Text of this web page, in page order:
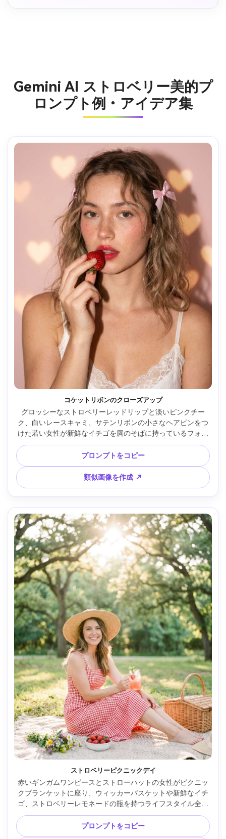
Gemini AI ストロベリー美的プ
ロンプト例・アイデア集
コケットリボンのクローズアップ
グロッシーなストロベリーレッドリップと淡いピンクチー
ク、白いレースキャミ、サテンリボンの小さなヘアピンをつ
けた若い女性が新鮮なイチゴを唇のそばに持っているフォト
リアルなクローズアップポートレート。クリーミーパステル
ピンク背景にさりげなくハート型ボケ、優しいオンカメラフ
ラッシュ、Canon EOS R5 85mm f/1.4、浅い被写界深度、エ
ディトリアルビューティーフォト、超リアル肌質、高解像
度、暖かいストロベリー調カラーグレーディング、ソフトな
シネマライティング --ar 4:5
プロンプトをコピー
類似画像を作成 ↗
ストロベリーピクニックデイ
赤いギンガムワンピースとストローハットの女性がピクニッ
クブランケットに座り、ウィッカーバスケットや新鮮なイチ
ゴ、ストロベリーレモネードの瓶を持つライフスタイル全身
フォト。日なたの公園、ゴールデンアワーの逆光、エアリー
パステルトーン、Sony A7IV 50mm f/1.8、三分割構図、ナチ
ュラルな笑顔、ソフトフィルムグレイン、ハイエンドライフ
プロンプトをコピー